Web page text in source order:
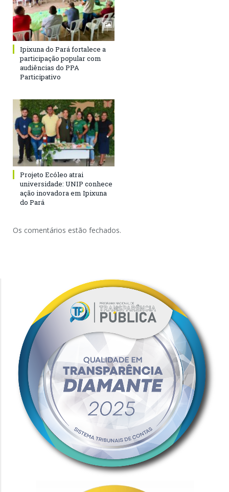
Ipixuna do Pará fortalece a
participação popular com
audiências do PPA
Participativo
Projeto Ecóleo atrai
universidade: UNIP conhece
ação inovadora em Ipixuna
do Pará
Os comentários estão fechados.